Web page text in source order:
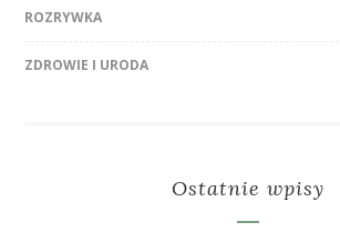
ROZRYWKA
ZDROWIE I URODA
Ostatnie wpisy